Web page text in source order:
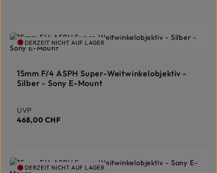
DERZEIT NICHT AUF LAGER
15mm F/4 ASPH Super-Weitwinkelobjektiv -
Silber - Sony E-Mount
Regulärer Preis:
UVP
468,00 CHF
DERZEIT NICHT AUF LAGER